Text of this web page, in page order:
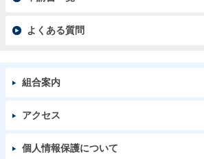
よくある質問
組合案内
アクセス
個人情報保護について